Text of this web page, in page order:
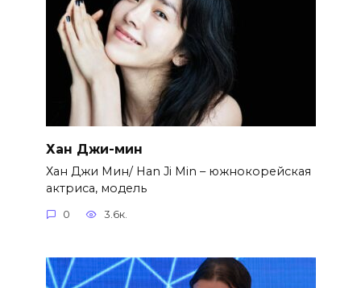
Хан Джи-мин
Хан Джи Мин/ Han Ji Min – южнокорейская
актриса, модель
0 3.6к.